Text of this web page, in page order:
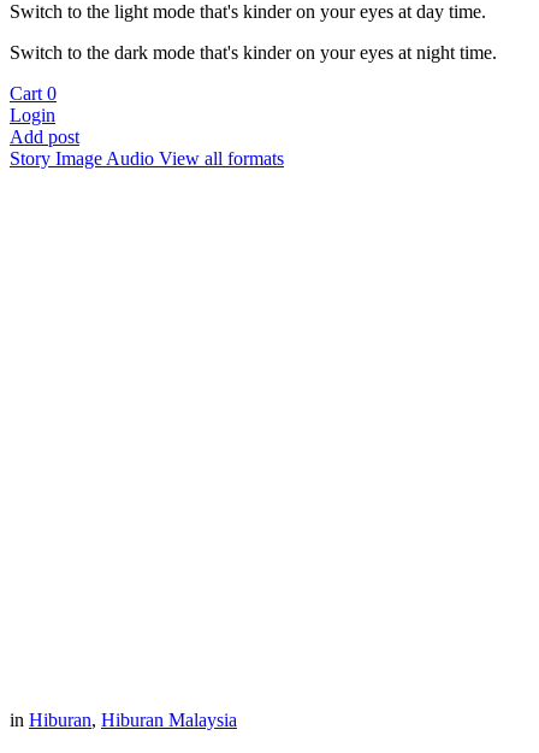
Switch to the light mode that's kinder on your eyes at day time.
Switch to the dark mode that's kinder on your eyes at night time.
Cart 0
Login
Add post
Story Image Audio View all formats
in Hiburan, Hiburan Malaysia